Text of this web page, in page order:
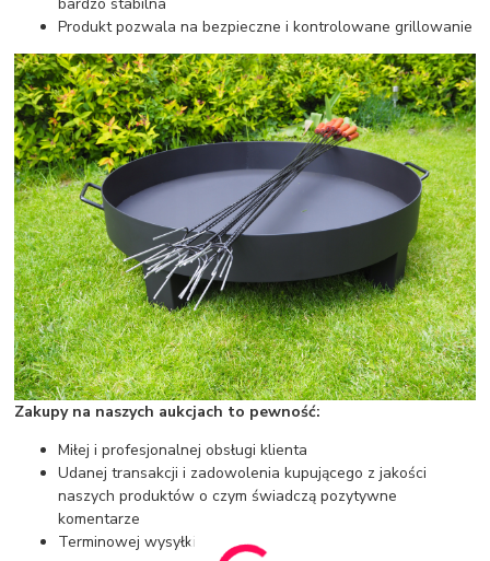
bardzo stabilna
Produkt pozwala na bezpieczne i kontrolowane grillowanie
Zakupy na naszych aukcjach to pewność:
Miłej i profesjonalnej obsługi klienta
Udanej transakcji i zadowolenia kupującego z jakości
naszych produktów o czym świadczą pozytywne
komentarze
Terminowej wysyłki